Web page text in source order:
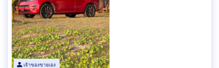
เจ้าของขายเอง